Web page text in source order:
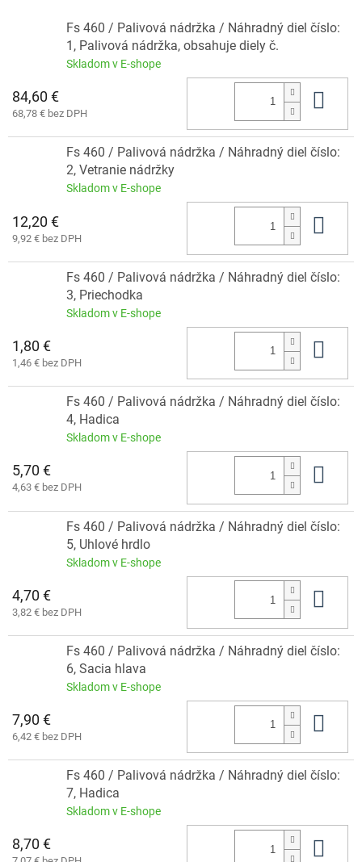
Fs 460 / Palivová nádržka / Náhradný diel číslo:
1, Palivová nádržka, obsahuje diely č.
Skladom v E-shope
84,60 €
68,78 € bez DPH
Fs 460 / Palivová nádržka / Náhradný diel číslo:
2, Vetranie nádržky
Skladom v E-shope
12,20 €
9,92 € bez DPH
Fs 460 / Palivová nádržka / Náhradný diel číslo:
3, Priechodka
Skladom v E-shope
1,80 €
1,46 € bez DPH
Fs 460 / Palivová nádržka / Náhradný diel číslo:
4, Hadica
Skladom v E-shope
5,70 €
4,63 € bez DPH
Fs 460 / Palivová nádržka / Náhradný diel číslo:
5, Uhlové hrdlo
Skladom v E-shope
4,70 €
3,82 € bez DPH
Fs 460 / Palivová nádržka / Náhradný diel číslo:
6, Sacia hlava
Skladom v E-shope
7,90 €
6,42 € bez DPH
Fs 460 / Palivová nádržka / Náhradný diel číslo:
7, Hadica
Skladom v E-shope
8,70 €